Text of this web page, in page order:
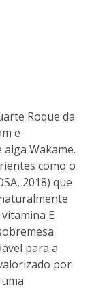
Roque da
e
alga Wakame.
como o
2018) que
E
para a
por